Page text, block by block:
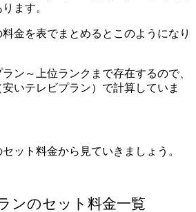
ます。
金を表でまとめるとこのようになり
ン～上位ランクまで存在するので、
いテレビプラン）で計算していま
ット料金から見ていきましょう。
ンのセット料金一覧